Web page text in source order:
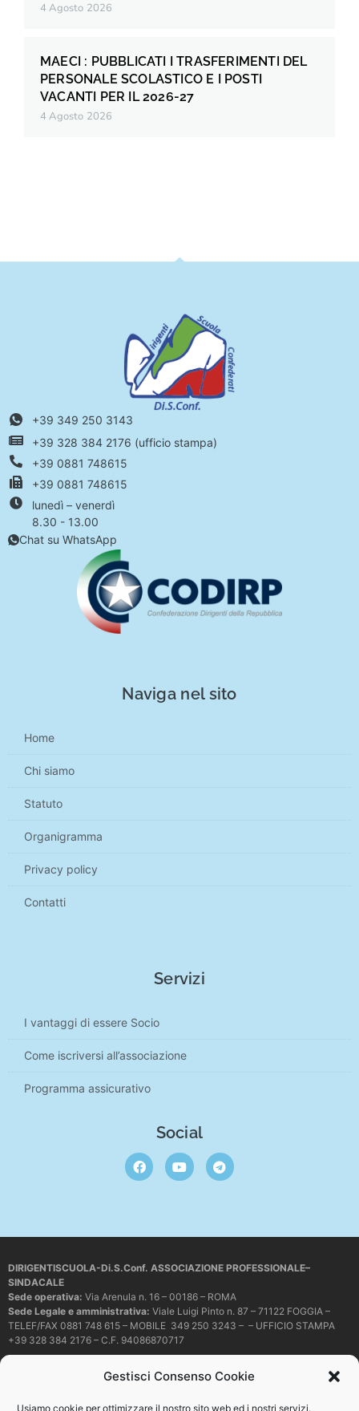
Gestisci Consenso Cookie
Usiamo cookie per ottimizzare il nostro sito web ed i nostri servizi.
4 Agosto 2026
MAECI : PUBBLICATI I TRASFERIMENTI DEL
PERSONALE SCOLASTICO E I POSTI
VACANTI PER IL 2026-27
4 Agosto 2026
+39 349 250 3143
+39 328 384 2176 (ufficio stampa)
+39 0881 748615
+39 0881 748615
lunedì – venerdì
8.30 - 13.00
Chat su WhatsApp
Naviga nel sito
Home
Chi siamo
Statuto
Organigramma
Privacy policy
Contatti
Servizi
I vantaggi di essere Socio
Come iscriversi all’associazione
Programma assicurativo
Social
DIRIGENTISCUOLA-Di.S.Conf. ASSOCIAZIONE PROFESSIONALE–
SINDACALE
Sede operativa: Via Arenula n. 16 – 00186 – ROMA
Sede Legale e amministrativa: Viale Luigi Pinto n. 87 – 71122 FOGGIA –
TELEF/FAX 0881 748 615 – MOBILE 349 250 3243 – – UFFICIO STAMPA
+39 328 384 2176 – C.F. 94086870717
dirigentiscuola@pec.it